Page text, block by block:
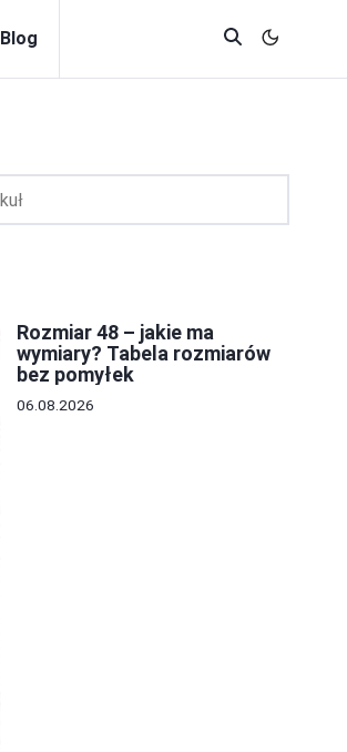
Blog
Rozmiar 48 – jakie ma
wymiary? Tabela rozmiarów
bez pomyłek
06.08.2026